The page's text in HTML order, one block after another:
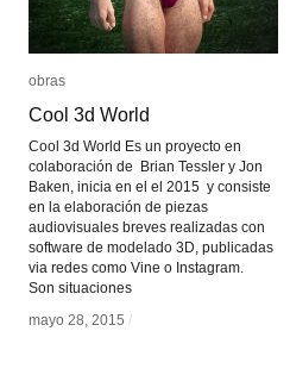
obras
Cool 3d World
Cool 3d World Es un proyecto en
colaboración de Brian Tessler y Jon
Baken, inicia en el el 2015 y consiste
en la elaboración de piezas
audiovisuales breves realizadas con
software de modelado 3D, publicadas
via redes como Vine o Instagram.
Son situaciones
mayo 28, 2015 /
obras
Cool 3d World
mayo 28, 2015 /